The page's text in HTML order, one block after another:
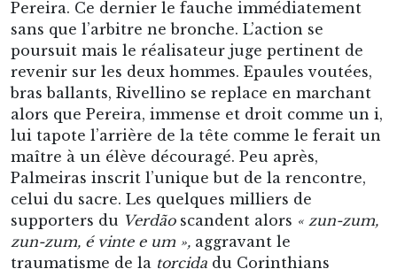
celui du sacre. Les quelques milliers de
supporters duVerdãoscandent alors« zun-zum,
zun-zum, é vinte e um »,aggravant le
traumatisme de latorcidadu Corinthians
condamnée à une année de pénitence
supplémentaire.
Dans les jours suivants, la presse procorinthiana
se déchaîne et Rivellino est pointé du doigt.
PourquoiO Reizinho do Parquea-t-i joué si bas
alors qu’O DivinoAdemir da Guia tenait son
rang pour leVerdão? Déjà fragilisé par le verbe
acéré des chroniqueurs, Rivellino l’est plus